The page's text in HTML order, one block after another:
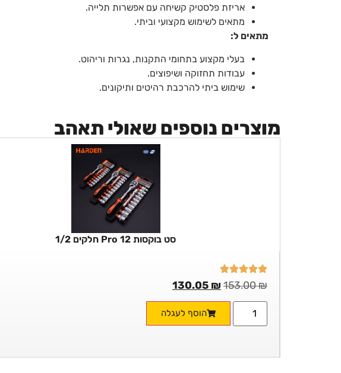
אריזת פלסטיק קשיחה עם אפשרות תלייה.
מתאים לשימוש מקצועי וביתי.
מתאים ל:
בעלי מקצוע בתחומי התקנות, נגרות וריהוט.
עבודות תחזוקה ושיפוצים.
שימוש ביתי להרכבת רהיטים ותיקונים.
מוצרים נוספים שאולי תאהב
סט בוקסות Pro 12 חלקים 1/2
153.00₪
130.05 ₪
הוסף לעגלה